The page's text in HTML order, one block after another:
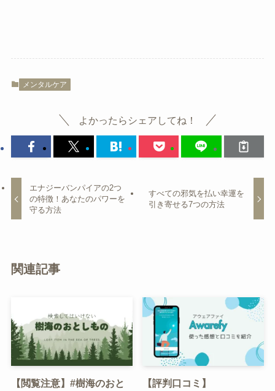
メンタルケア
よかったらシェアしてね！
エナジーバンパイアの2つ
の特徴！あなたのパワーを
守る方法
すべての邪気を払い幸運を
引き寄せる7つの方法
関連記事
【閲覧注意】#樹海のおと
【評判口コミ】